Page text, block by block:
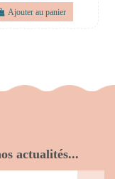
Ajouter au panier
actualités...